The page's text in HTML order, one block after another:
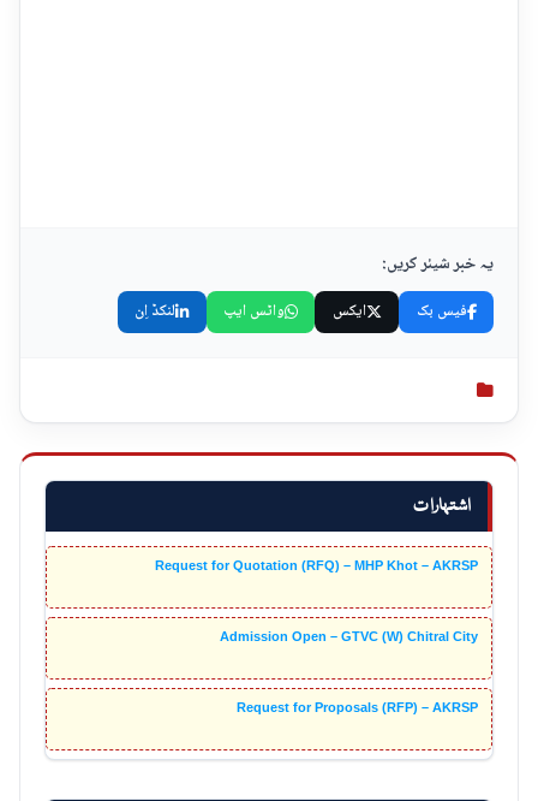
اشتہارات
Request for Quotation (RFQ) – MHP Khot – AKRSP
Admission Open – GTVC (W) Chitral City
Request for Proposals (RFP) – AKRSP
یہ خبر شیئر کریں:
فیس بک ایکس واٹس ایپ لنکڈ اِن